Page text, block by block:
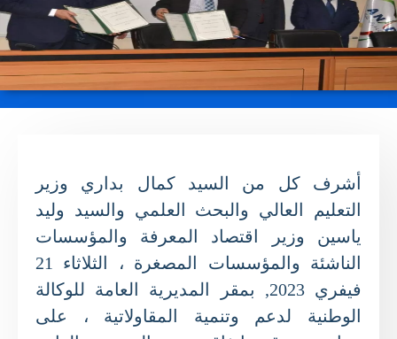
أشرف كل من السيد كمال بداري وزير
التعليم العالي والبحث العلمي والسيد وليد
ياسين وزير اقتصاد المعرفة والمؤسسات
الناشئة والمؤسسات المصغرة ، الثلاثاء 21
فيفري 2023, بمقر المديرية العامة للوكالة
الوطنية لدعم وتنمية المقاولاتية ، على